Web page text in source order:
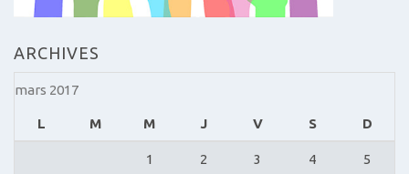
ARCHIVES
mars 2017
L M M J V S D
1 2 3 4 5